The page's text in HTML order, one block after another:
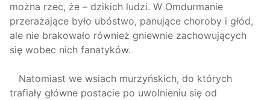
można rzec, że – dzikich ludzi. W Omdurmanie
przerażające było ubóstwo, panujące choroby i głód,
ale nie brakowało również gniewnie zachowujących
się wobec nich fanatyków.
Natomiast we wsiach murzyńskich, do których
trafiały główne postacie po uwolnieniu się od